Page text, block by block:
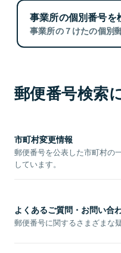
事業所の個別番号を
事業所の７けたの個別
郵便番号検索
市町村変更情報
郵便番号を公表した市町村の
しています。
よくあるご質問・お問い合
郵便番号に関するさまざまな